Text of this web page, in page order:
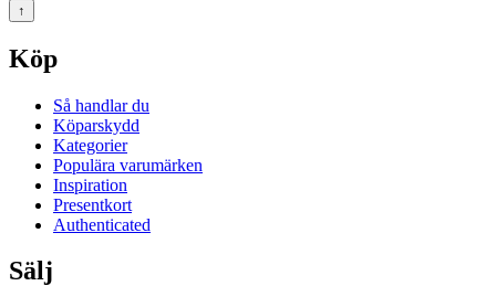
↑
Köp
Så handlar du
Köparskydd
Kategorier
Populära varumärken
Inspiration
Presentkort
Authenticated
Sälj